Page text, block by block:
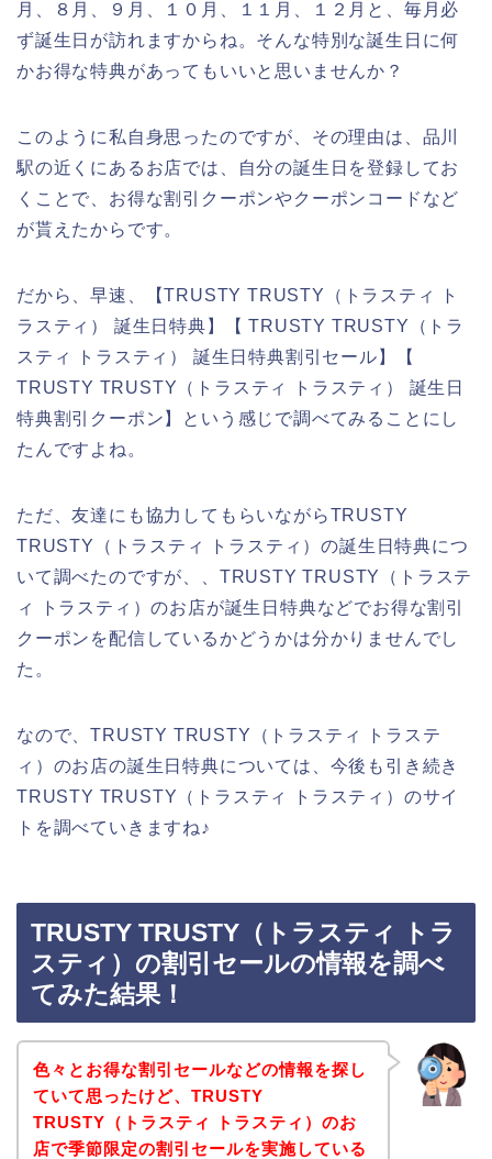
月、８月、９月、１０月、１１月、１２月と、毎月必
ず誕生日が訪れますからね。そんな特別な誕生日に何
かお得な特典があってもいいと思いませんか？
このように私自身思ったのですが、その理由は、品川
駅の近くにあるお店では、自分の誕生日を登録してお
くことで、お得な割引クーポンやクーポンコードなど
が貰えたからです。
だから、早速、【TRUSTY TRUSTY（トラスティ ト
ラスティ） 誕生日特典】【 TRUSTY TRUSTY（トラ
スティ トラスティ） 誕生日特典割引セール】【
TRUSTY TRUSTY（トラスティ トラスティ） 誕生日
特典割引クーポン】という感じで調べてみることにし
たんですよね。
ただ、友達にも協力してもらいながらTRUSTY
TRUSTY（トラスティ トラスティ）の誕生日特典につ
いて調べたのですが、、TRUSTY TRUSTY（トラステ
ィ トラスティ）のお店が誕生日特典などでお得な割引
クーポンを配信しているかどうかは分かりませんでし
た。
なので、TRUSTY TRUSTY（トラスティ トラステ
ィ）のお店の誕生日特典については、今後も引き続き
TRUSTY TRUSTY（トラスティ トラスティ）のサイ
トを調べていきますね♪
TRUSTY TRUSTY（トラスティ トラ
スティ）の割引セールの情報を調べ
てみた結果！
色々とお得な割引セールなどの情報を探し
ていて思ったけど、TRUSTY
TRUSTY（トラスティ トラスティ）のお
店で季節限定の割引セールを実施している